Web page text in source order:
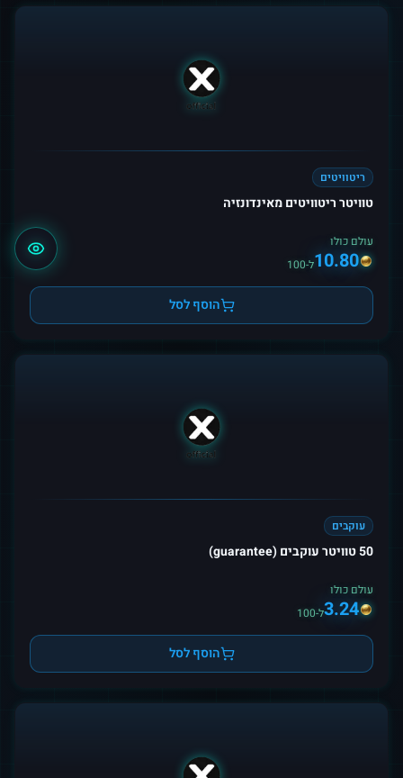
ריטוויטים
טוויטר ריטוויטים מאינדונזיה
עולם כולו
10.80ל-100
הוסף לסל
עוקבים
50 טוויטר עוקבים (guarantee)
עולם כולו
3.24ל-100
הוסף לסל